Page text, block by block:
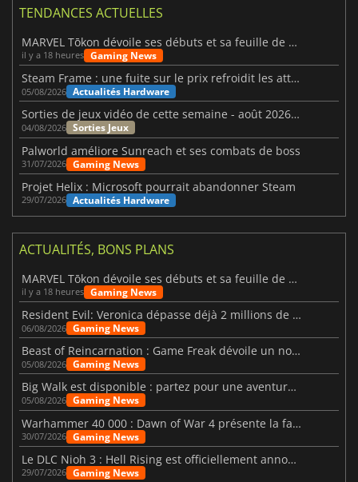
TENDANCES ACTUELLES
MARVEL Tōkon dévoile ses débuts et sa feuille de route
il y a 18 heures Gaming News
Steam Frame : une fuite sur le prix refroidit les attentes VR
05/08/2026 Actualités Hardware
Sorties de jeux vidéo de cette semaine - août 2026 (semaine 32)
04/08/2026 Sorties Jeux
Palworld améliore Sunreach et ses combats de boss
31/07/2026 Gaming News
Projet Helix : Microsoft pourrait abandonner Steam
29/07/2026 Actualités Hardware
ACTUALITÉS, BONS PLANS
MARVEL Tōkon dévoile ses débuts et sa feuille de route
il y a 18 heures Gaming News
Resident Evil: Veronica dépasse déjà 2 millions de wishlists
06/08/2026 Gaming News
Beast of Reincarnation : Game Freak dévoile un nouveau pari
05/08/2026 Gaming News
Big Walk est disponible : partez pour une aventure entre amis
05/08/2026 Gaming News
Warhammer 40 000 : Dawn of War 4 présente la faction des Nécrons
30/07/2026 Gaming News
Le DLC Nioh 3 : Hell Rising est officiellement annoncé
29/07/2026 Gaming News